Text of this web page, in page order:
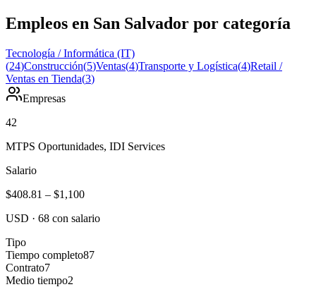
Empleos en San Salvador por categoría
Tecnología / Informática (IT)
(24)Construcción(5)Ventas(4)Transporte y Logística(4)Retail /
Ventas en Tienda(3)
Empresas
42
MTPS Oportunidades, IDI Services
Salario
$408.81 – $1,100
USD · 68 con salario
Tipo
Tiempo completo87
Contrato7
Medio tiempo2